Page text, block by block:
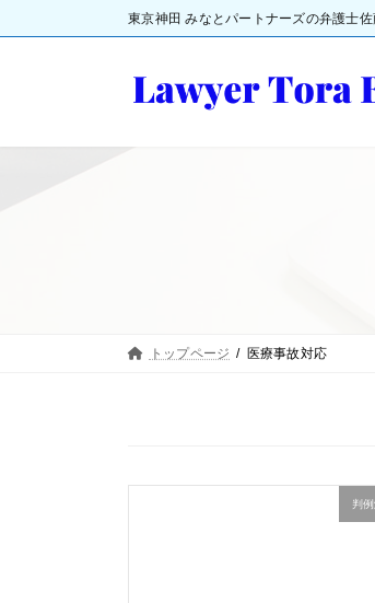
東京神田 みなとパートナーズの弁護士
トップページ 医療事故対応
判